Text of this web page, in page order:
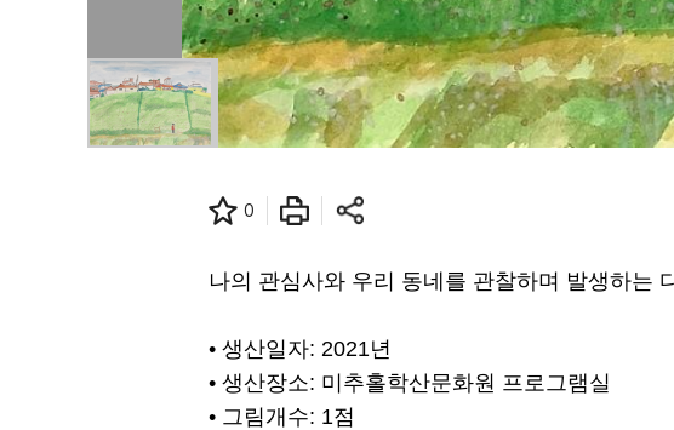
0
나의 관심사와 우리 동네를 관찰하며 발생하는
• 생산일자: 2021년
• 생산장소: 미추홀학산문화원 프로그램실
• 그림개수: 1점